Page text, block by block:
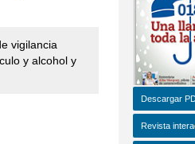
vigilancia
y alcohol y
Descargar
Revista